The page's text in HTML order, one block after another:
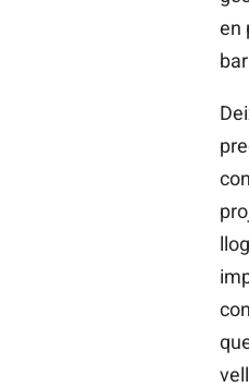
en